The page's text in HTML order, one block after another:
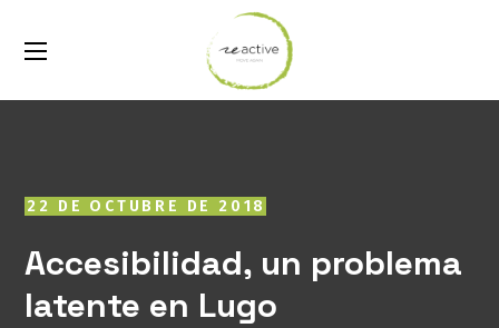
22 DE OCTUBRE DE 2018
Accesibilidad, un problema
latente en Lugo